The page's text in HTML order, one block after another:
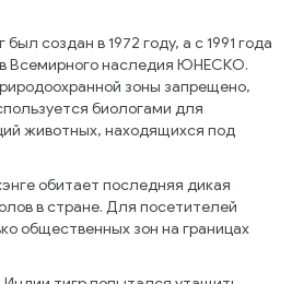
создан в 1972 году, а с 1991 года
Всемирного наследия ЮНЕСКО.
зоны запрещено,
биологами для
животных, находящихся под
обитает последняя дикая
в стране. Для посетителей
общественных зон на границах